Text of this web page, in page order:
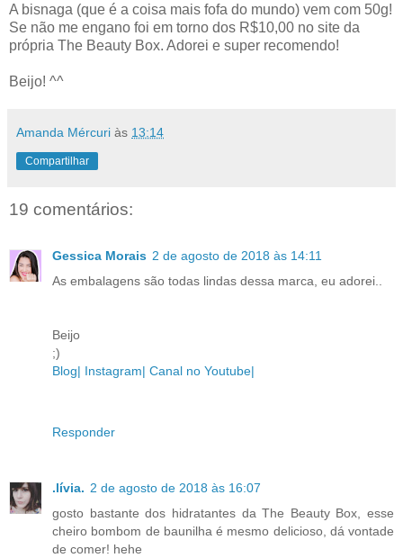
A bisnaga (que é a coisa mais fofa do mundo) vem com 50g!
Se não me engano foi em torno dos R$10,00 no site da
própria The Beauty Box. Adorei e super recomendo!
Beijo! ^^
Amanda Mércuri às 13:14
Compartilhar
19 comentários:
Gessica Morais 2 de agosto de 2018 às 14:11
As embalagens são todas lindas dessa marca, eu adorei..
Beijo
;)
Blog| Instagram| Canal no Youtube|
Responder
.lívia. 2 de agosto de 2018 às 16:07
gosto bastante dos hidratantes da The Beauty Box, esse
cheiro bombom de baunilha é mesmo delicioso, dá vontade
de comer! hehe